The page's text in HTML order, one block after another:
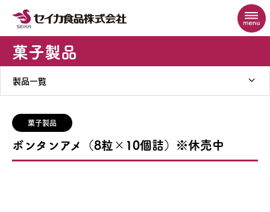
菓子製品
製品一覧
菓子製品
ボンタンアメ （8粒×10個詰）※休売中